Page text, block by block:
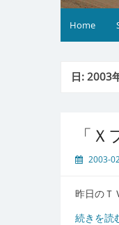
Home
日:2003
「
2003-
昨日のＴ
続きを読